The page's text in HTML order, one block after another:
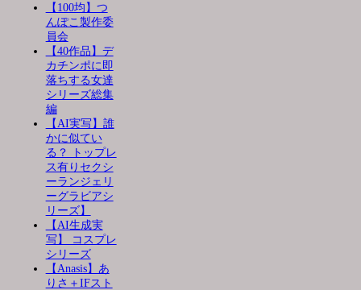
【100均】つ
んぽこ製作委
員会
【40作品】デ
カチンポに即
落ちする女達
シリーズ総集
編
【AI実写】誰
かに似てい
る？ トップレ
ス有りセクシ
ーランジェリ
ーグラビアシ
リーズ】
【AI生成実
写】 コスプレ
シリーズ
【Anasis】あ
りさ＋IFスト